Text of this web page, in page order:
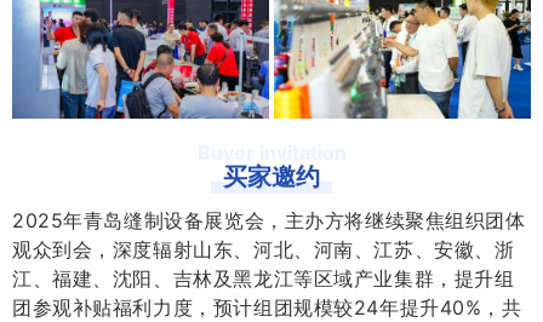
买家邀约
2025年青岛缝制设备展览会，主办方将继续聚焦组织团体
观众到会，深度辐射山东、河北、河南、江苏、安徽、浙
江、福建、沈阳、吉林及黑龙江等区域产业集群，提升组
团参观补贴福利力度，预计组团规模较24年提升40%，共